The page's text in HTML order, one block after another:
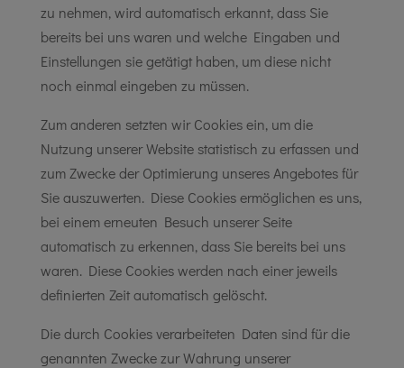
zu nehmen, wird automatisch erkannt, dass Sie
bereits bei uns waren und welche Eingaben und
Einstellungen sie getätigt haben, um diese nicht
noch einmal eingeben zu müssen.
Zum anderen setzten wir Cookies ein, um die
Nutzung unserer Website statistisch zu erfassen und
zum Zwecke der Optimierung unseres Angebotes für
Sie auszuwerten. Diese Cookies ermöglichen es uns,
bei einem erneuten Besuch unserer Seite
automatisch zu erkennen, dass Sie bereits bei uns
waren. Diese Cookies werden nach einer jeweils
definierten Zeit automatisch gelöscht.
Die durch Cookies verarbeiteten Daten sind für die
genannten Zwecke zur Wahrung unserer